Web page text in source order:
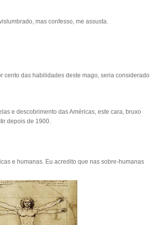
mas confesso, me assusta.
cento das habilidades deste mago, seria considerado
e descobrimento das Américas, este cara, bruxo
depois de 1900.
e humanas. Eu acredito que nas sobre-humanas